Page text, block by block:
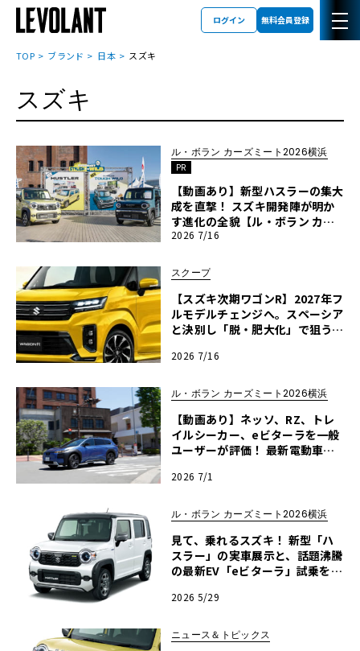
ログイン 無料会員登録
TOP ブランド 日本 スズキ
スズキ
ル・ボラン カーズミート2026横浜
PR
【動画あり】新型ハスラーの集大
成を直撃！ スズキ開発陣が明か
す進化の全貌【ル・ボラン カー
ズミート2026横浜】
2026 7/16
スクープ
【スズキ次期ワゴンR】2027年フ
ルモデルチェンジへ。スペーシア
と決別し「脱・肥大化」で狙う名
2026 7/16
ル・ボラン カーズミート2026横浜
【動画あり】ネッソ、RZ、トレ
イルシーカー、eビターラを一般
ユーザーが評価！ 最新電動車体
ーズミート2026横浜】
2026 7/1
ル・ボラン カーズミート2026横浜
見て、乗れるスズキ！ 新型「ハ
スラー」の実車展示と、話題沸騰
の最新EV「eビターラ」試乗を実
6横浜】
2026 5/29
ニュース＆トピックス